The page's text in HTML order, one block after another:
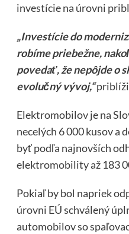
investície na úrovni
„Investície do
robíme priebežne,
povedať, že nepôjde o
evolučný vývoj,“
Elektromobilov je na
necelých 6 000 kusov a
byť podľa najnovších
elektromobility až 183
Pokiaľ by bol napriek
úrovni EÚ schválený
automobilov so